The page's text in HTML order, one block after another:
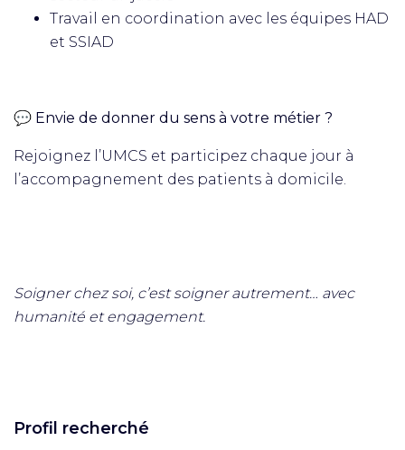
Travail en coordination avec les équipes HAD
et SSIAD
💬 Envie de donner du sens à votre métier ?
Rejoignez l’UMCS et participez chaque jour à
l’accompagnement des patients à domicile.
Soigner chez soi, c’est soigner autrement… avec
humanité et engagement.
Profil recherché